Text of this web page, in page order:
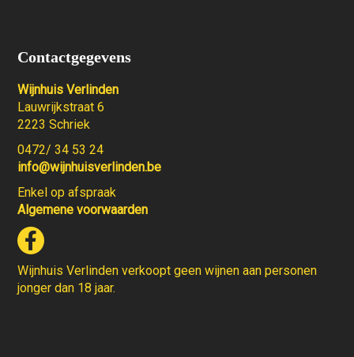
Contactgegevens
Wijnhuis Verlinden
Lauwrijkstraat 6
2223 Schriek
0472/ 34 53 24
info@wijnhuisverlinden.be
Enkel op afspraak
Algemene voorwaarden
Wijnhuis Verlinden verkoopt geen wijnen aan personen
jonger dan 18 jaar.